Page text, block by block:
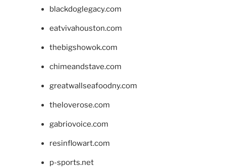
blackdoglegacy.com
eatvivahouston.com
thebigshowok.com
chimeandstave.com
greatwallseafoodny.com
theloverose.com
gabriovoice.com
resinflowart.com
p-sports.net